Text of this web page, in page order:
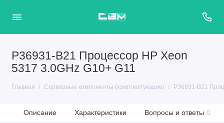
P36931-B21 Процессор HP Xeon
5317 3.0GHz G10+ G11
Главная Серверные компоненты (комплектующие) P36931-B21
Описание Характеристики Вопросы и ответы 0